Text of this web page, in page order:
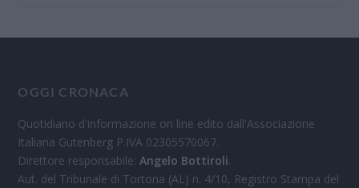
OGGI CRONACA
Quotidiano d'informazione on line edito dall'Associazione
Italiana Gutenberg P.IVA 02305570067.
Direttore responsabile:Angelo Bottiroli.
Aut. del Tribunale di Tortona (AL) n. 4/10, Registro Stampa del